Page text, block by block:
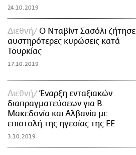
24.10.2019
Διεθνή
Ο Νταβίντ Σασόλι ζήτησε
αυστηρότερες κυρώσεις κατά
Τουρκίας
17.10.2019
Διεθνή
Έναρξη ενταξιακών
διαπραγματεύσεων για B.
Μακεδονία και Αλβανία με
επιστολή της ηγεσίας της ΕΕ
3.10.2019